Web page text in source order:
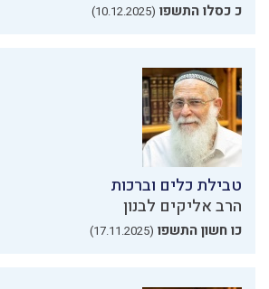
כ כסלו התשפו (10.12.2025)
טבילת כלים וברכות
הרב אליקים לבנון
כו חשון התשפו (17.11.2025)